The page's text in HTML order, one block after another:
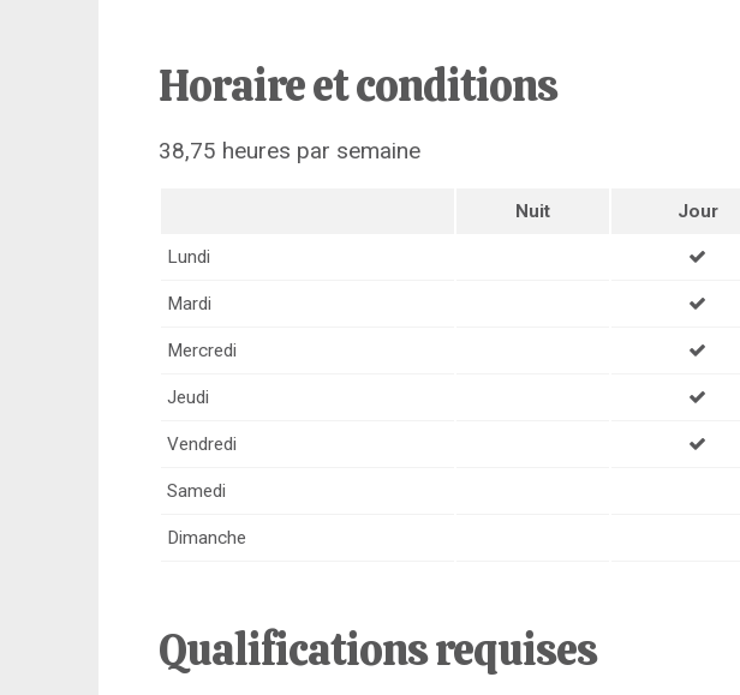
Horaire et conditions
38,75 heures par semaine
Nuit Jour
Lundi
Mardi
Mercredi
Jeudi
Vendredi
Samedi
Dimanche
Qualifications requises